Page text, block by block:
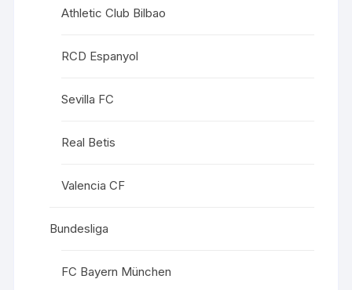
Athletic Club Bilbao
RCD Espanyol
Sevilla FC
Real Betis
Valencia CF
Bundesliga
FC Bayern München